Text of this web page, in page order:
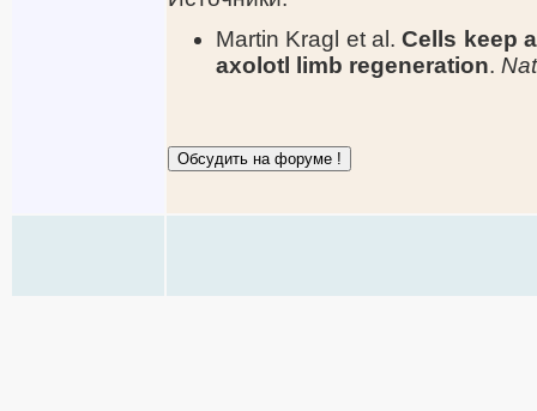
Martin Kragl et al.Cells keep
axolotl limb regeneration.